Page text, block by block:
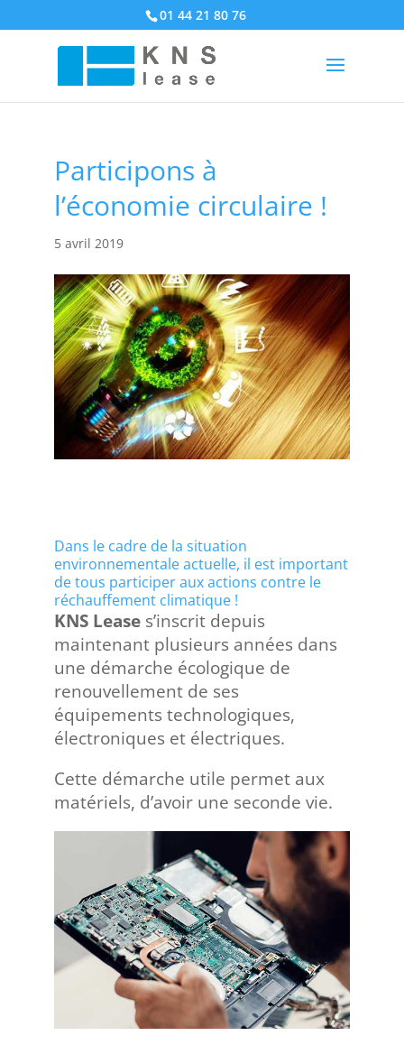
01 44 21 80 76
Participons à
l’économie circulaire !
5 avril 2019
Dans le cadre de la situation
environnementale actuelle, il est important
de tous participer aux actions contre le
réchauffement climatique !
KNS Leases’inscrit depuis
maintenant plusieurs années dans
une démarche écologique de
renouvellement de ses
équipements technologiques,
électroniques et électriques.
Cette démarche utile permet aux
matériels, d’avoir une seconde vie.